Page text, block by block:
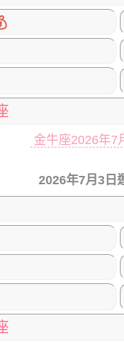
金牛座2026年7
2026年7月3日